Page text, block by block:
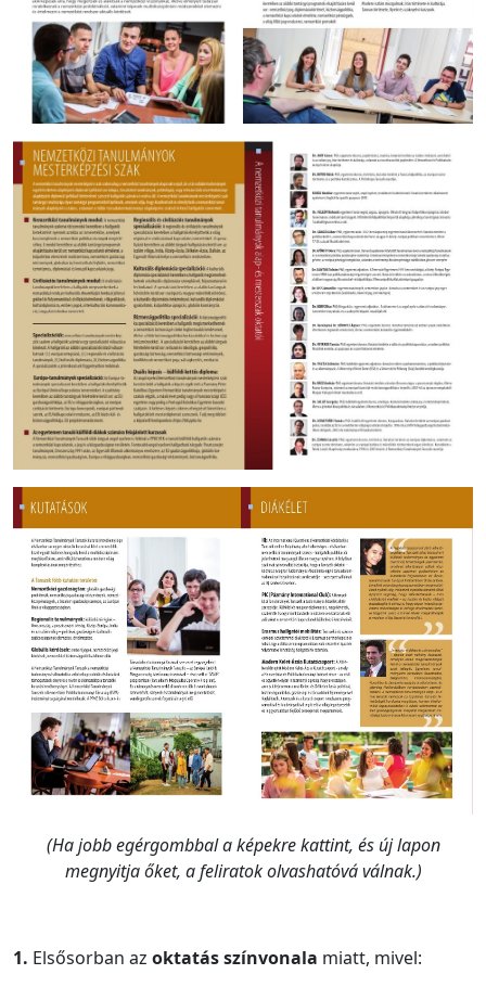
(Ha jobb egérgombbal a képekre kattint, és új lapon
megnyitja őket, a feliratok olvashatóvá válnak.)
1. Elsősorban az oktatásszínvonala miatt, mivel: